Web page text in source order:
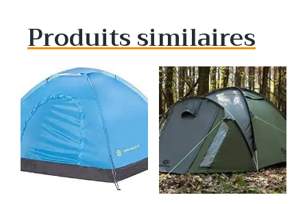
Produits similaires